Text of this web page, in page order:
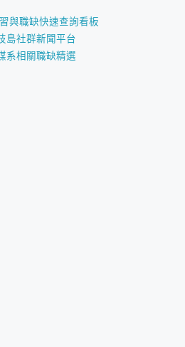
與職缺快速查詢看板
島社群新聞平台
系相關職缺精選